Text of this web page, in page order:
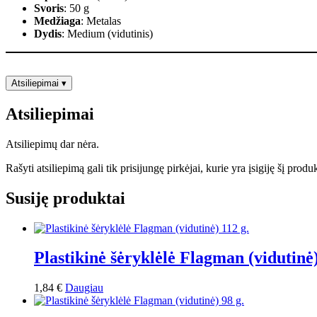
Svoris: 50 g
Medžiaga: Metalas
Dydis: Medium (vidutinis)
Atsiliepimai ▾
Atsiliepimai
Atsiliepimų dar nėra.
Rašyti atsiliepimą gali tik prisijungę pirkėjai, kurie yra įsigiję šį
Susiję produktai
Plastikinė šėryklėlė Flagman
1,84 € Daugiau